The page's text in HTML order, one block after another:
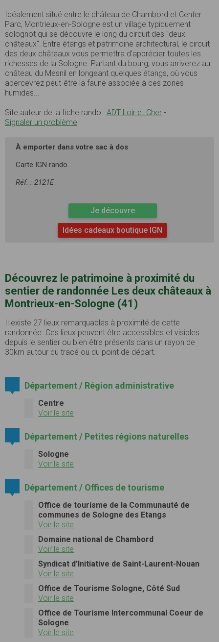
Idéalement situé entre le château de Chambord et Center
Parc, Montrieux-en-Sologne est un village typiquement
solognot qui se découvre le long du circuit des "deux
châteaux". Entre étangs et patrimoine architectural, le circuit
des deux châteaux vous permettra d'apprécier toutes les
richesses de la Sologne. Partant du bourg, vous arriverez au
château du Mesnil en longeant quelques étangs, où vous
apercevrez peut-être la faune associée à ces zones
humides...
Site auteur de la fiche rando : ADT Loir et Cher -
Signaler un problème
À emporter dans votre sac à dos
Carte IGN rando
Réf. : 2121E
Je découvre
Idées cadeaux boutique IGN
Découvrez le patrimoine à proximité du
sentier de randonnée Les deux châteaux à
Montrieux-en-Sologne (41)
Il existe 27 lieux remarquables à proximité de cette
randonnée. Ces lieux peuvent être accessibles et visibles
depuis le sentier ou bien être présents dans un rayon de
30km autour du tracé ou du point de départ.
Département / Région administrative
Centre
Voir le site
Département / Petites régions naturelles
Sologne
Voir le site
Département / Offices de tourisme
Office de tourisme de la Communauté de
communes de Sologne des Etangs
Voir le site
Domaine national de Chambord
Voir le site
Syndicat d'Initiative de Saint-Laurent-Nouan
Voir le site
Office de Tourisme Sologne, Côté Sud
Voir le site
Office de Tourisme Intercommunal Coeur de
Sologne
Voir le site